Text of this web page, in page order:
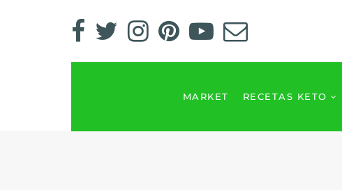
MARKET RECETAS KETO